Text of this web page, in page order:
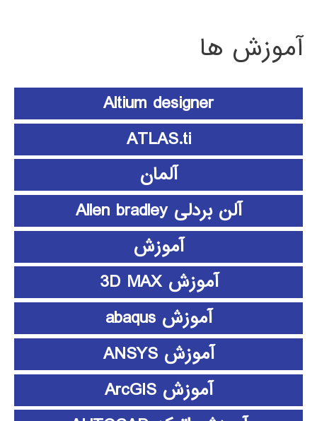
آموزش ها
Altium designer
ATLAS.ti
آلمان
آلن بردلی Allen bradley
آموزش
آموزش 3D MAX
آموزش abaqus
آموزش ANSYS
آموزش ArcGIS